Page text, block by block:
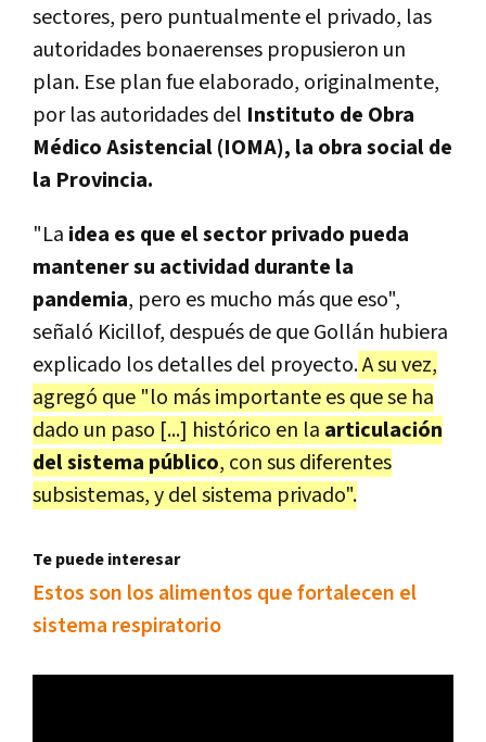
sectores, pero puntualmente el privado, las
autoridades bonaerenses propusieron un
plan. Ese plan fue elaborado, originalmente,
por las autoridades del Instituto de Obra
Médico Asistencial (IOMA), la obra social de
la Provincia.
"La idea es que el sector privado pueda
mantener su actividad durante la
pandemia, pero es mucho más que eso",
señaló Kicillof, después de que Gollán hubiera
explicado los detalles del proyecto.A su vez,
agregó que "lo más importante es que se ha
dado un paso [...] histórico en la articulación
del sistema público, con sus diferentes
subsistemas, y del sistema privado".
Te puede interesar
Estos son los alimentos que fortalecen el
sistema respiratorio